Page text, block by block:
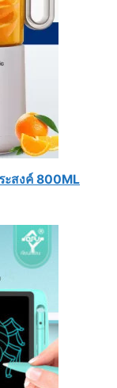
ะสงค์ 800ML
฿870.00.